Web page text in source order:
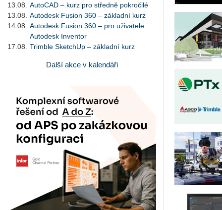
13.08.
AutoCAD – kurz pro středně pokročilé
13.08.
Autodesk Fusion 360 – základní kurz
14.08.
Autodesk Fusion 360 – pro uživatele
Autodesk Inventor
17.08.
Trimble SketchUp – základní kurz
Další akce v kalendáři